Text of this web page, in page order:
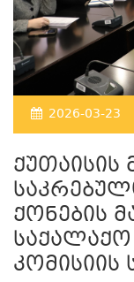
2026-03-23
ქუთაისის
ქონების
კომისიის